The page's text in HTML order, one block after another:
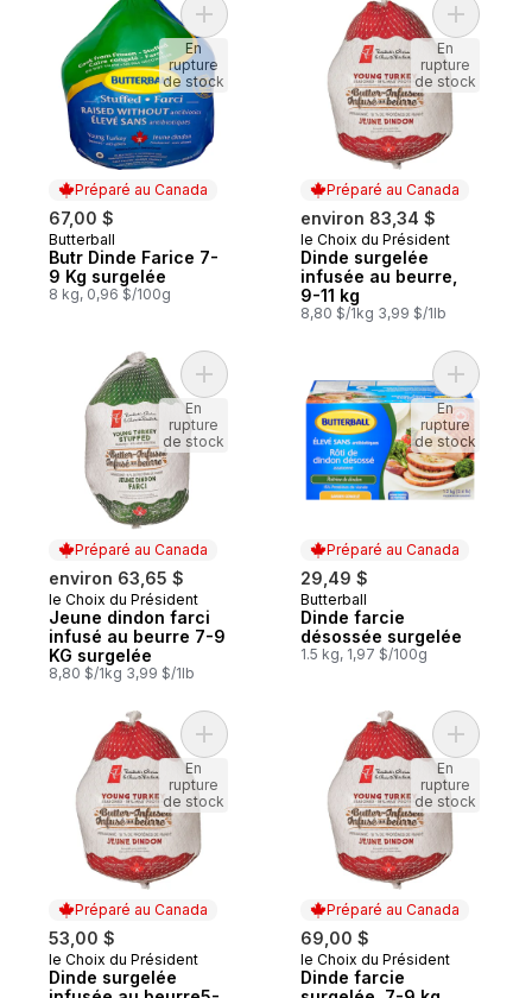
Préparé au Canada
67,00 $
Préparé au Canada
Butterball
Butr Dinde Farice 7-
9 Kg surgelée
8 kg, 0,96 $/100g
Ajouter Butr Dinde Farice 7-9 Kg
En
rupture
de stock
Préparé au Canada
environ 83,34 $
Préparé au Canada
le Choix du Président
Dinde surgelée
infusée au beurre,
9-11 kg
8,80 $/1kg 3,99 $/1lb
Ajouter
En
rupture
de stock
Préparé au Canada
environ 63,65 $
Préparé au Canada
le Choix du Président
Jeune dindon farci
infusé au beurre 7-9
KG surgelée
8,80 $/1kg 3,99 $/1lb
Ajouter Jeune dindon farci infusé au
En
rupture
de stock
Préparé au Canada
29,49 $
Préparé au Canada
Butterball
Dinde farcie
désossée surgelée
1.5 kg, 1,97 $/100g
Ajouter
En
rupture
de stock
Préparé au Canada
53,00 $
Préparé au Canada
le Choix du Président
Dinde surgelée
Ajouter Dinde surgelée infusée au
En
rupture
de stock
Préparé au Canada
69,00 $
Préparé au Canada
le Choix du Président
Dinde farcie
Ajouter
En
rupture
de stock